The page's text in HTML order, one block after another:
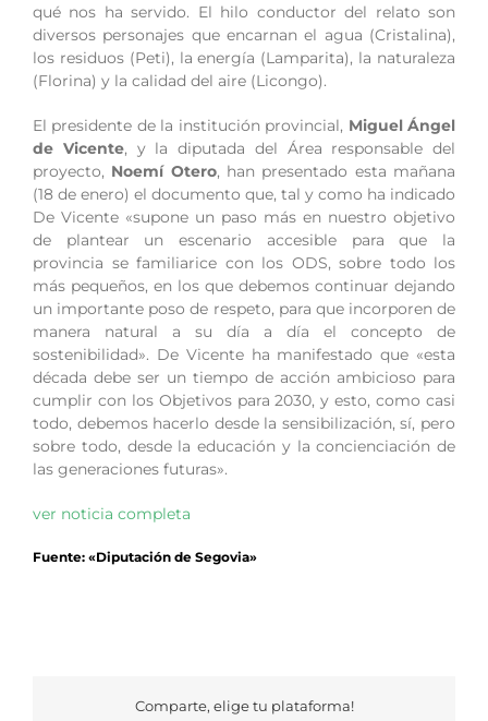
qué nos ha servido. El hilo conductor del relato son
diversos personajes que encarnan el agua (Cristalina),
los residuos (Peti), la energía (Lamparita), la naturaleza
(Florina) y la calidad del aire (Licongo).
El presidente de la institución provincial, Miguel Ángel
de Vicente, y la diputada del Área responsable del
proyecto, Noemí Otero, han presentado esta mañana
(18 de enero) el documento que, tal y como ha indicado
De Vicente «supone un paso más en nuestro objetivo
de plantear un escenario accesible para que la
provincia se familiarice con los ODS, sobre todo los
más pequeños, en los que debemos continuar dejando
un importante poso de respeto, para que incorporen de
manera natural a su día a día el concepto de
sostenibilidad». De Vicente ha manifestado que «esta
década debe ser un tiempo de acción ambicioso para
cumplir con los Objetivos para 2030, y esto, como casi
todo, debemos hacerlo desde la sensibilización, sí, pero
sobre todo, desde la educación y la concienciación de
las generaciones futuras».
ver noticia completa
Fuente: «Diputación de Segovia»
Comparte, elige tu plataforma!